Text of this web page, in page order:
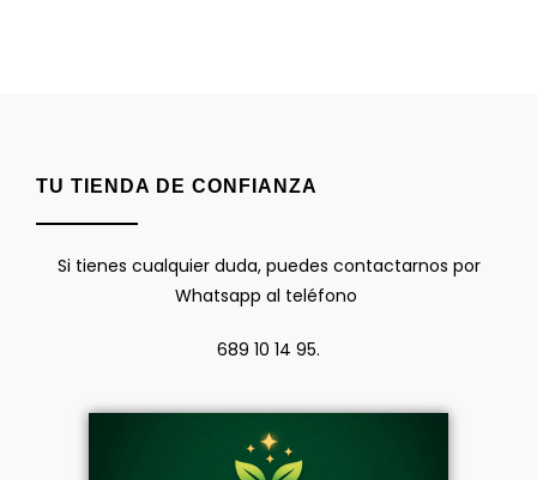
TU TIENDA DE CONFIANZA
Si tienes cualquier duda, puedes contactarnos por
Whatsapp al teléfono
689 10 14 95.